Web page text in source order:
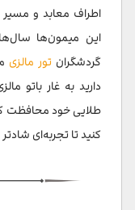
اطراف معابد و
این میمون‌ها
گردشگران تور مالزی
دارید به غار باتو
طلایی خود محافظت
کنید تا تجربه‌ای